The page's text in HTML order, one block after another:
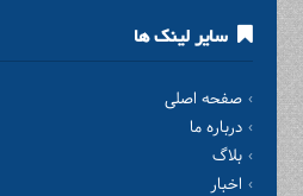
سایر لینک ها
صفحه اصلی
درباره ما
بلاگ
اخبار